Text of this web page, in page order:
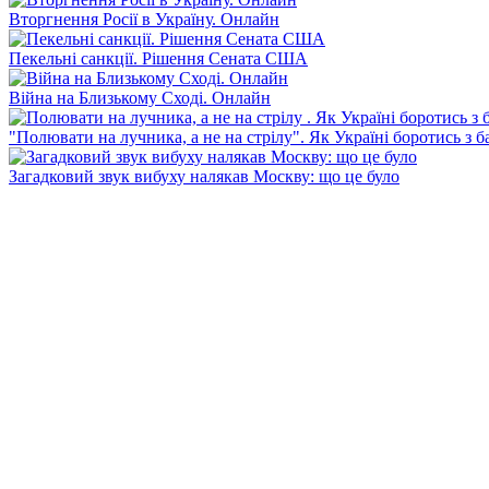
Вторгнення Росії в Україну. Онлайн
Пекельні санкції. Рішення Сената США
Війна на Близькому Сході. Онлайн
"Полювати на лучника, а не на стрілу". Як Україні боротись з
Загадковий звук вибуху налякав Москву: що це було